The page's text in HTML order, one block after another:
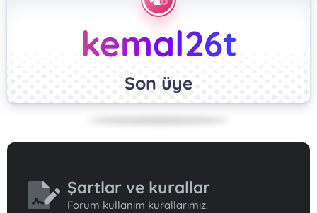
kemal26t
Son üye
Şartlar ve kurallar
Forum kullanım kurallarımız.